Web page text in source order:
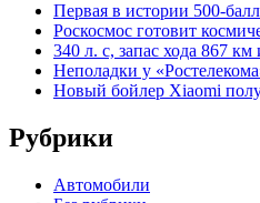
Первая в истории 500-
Роскосмос готовит
340 л. с, запас хода 867
Неполадки у
Новый бойлер Xiaomi
Рубрики
Автомобили